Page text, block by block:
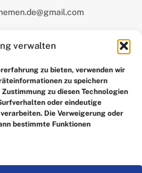
verwalten
zu bieten, verwenden wir
zu speichern
zu diesen Technologien
oder eindeutige
Die Verweigerung oder
bestimmte Funktionen